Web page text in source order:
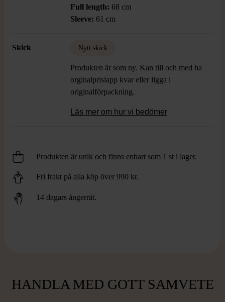
oversized with shorter sleeves, and has a
other recycled products.
Full length: 68 cm
Sleeve: 61 cm
Skick Nytt skick
Produkten är som ny. Kan till och med ha
orginalprislapp kvar eller ligga i
originalförpackning.
Läs mer om hur vi bedömer
Produkten är unik och finns enbart som 1 st i lager.
Fri frakt på alla köp över 990 kr.
14 dagars ångerrät.
HANDLA MED GOTT SAMVETE